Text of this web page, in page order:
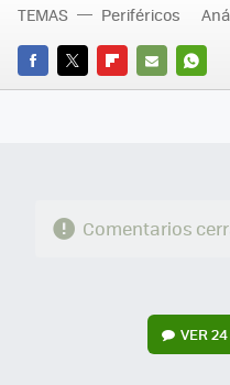
FACEBOOK
TWITTERFLIPBOARD
E-
TEMAS Periféricos
Comentarios
VER